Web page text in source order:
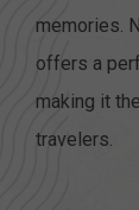
memories.
offers a
making it
travelers.